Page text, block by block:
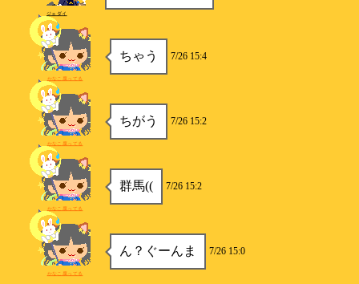
ジェダイ
ちゃう 7/26 15:4
かなこ腐ってる
ちがう 7/26 15:2
かなこ腐ってる
群馬(( 7/26 15:2
かなこ腐ってる
ん？ぐーんま 7/26 15:0
かなこ腐ってる